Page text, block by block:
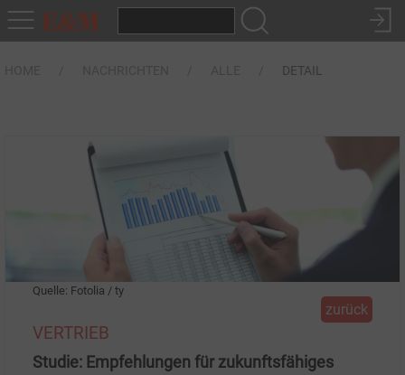
DETAIL
Quelle: Fotolia / ty
zurück
VERTRIEB
Studie: Empfehlungen für zukunftsfähiges